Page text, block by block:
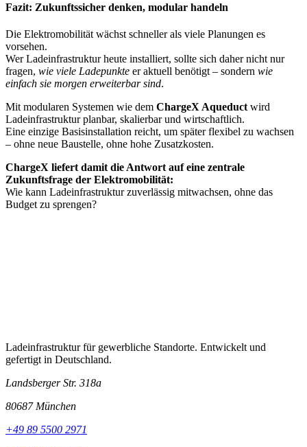
Fazit: Zukunftssicher denken, modular handeln
Die Elektromobilität wächst schneller als viele Planungen es
vorsehen.
Wer Ladeinfrastruktur heute installiert, sollte sich daher nicht nur
fragen, wie viele Ladepunkte er aktuell benötigt – sondern wie
einfach sie morgen erweiterbar sind.
Mit modularen Systemen wie dem ChargeX Aqueduct wird
Ladeinfrastruktur planbar, skalierbar und wirtschaftlich.
Eine einzige Basisinstallation reicht, um später flexibel zu wachsen
– ohne neue Baustelle, ohne hohe Zusatzkosten.
ChargeX liefert damit die Antwort auf eine zentrale
Zukunftsfrage der Elektromobilität:
Wie kann Ladeinfrastruktur zuverlässig mitwachsen, ohne das
Budget zu sprengen?
Ladeinfrastruktur für gewerbliche Standorte. Entwickelt und
gefertigt in Deutschland.
Landsberger Str. 318a
80687 München
+49 89 5500 2971